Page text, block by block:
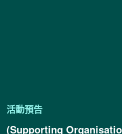
活動預告
(Supporting